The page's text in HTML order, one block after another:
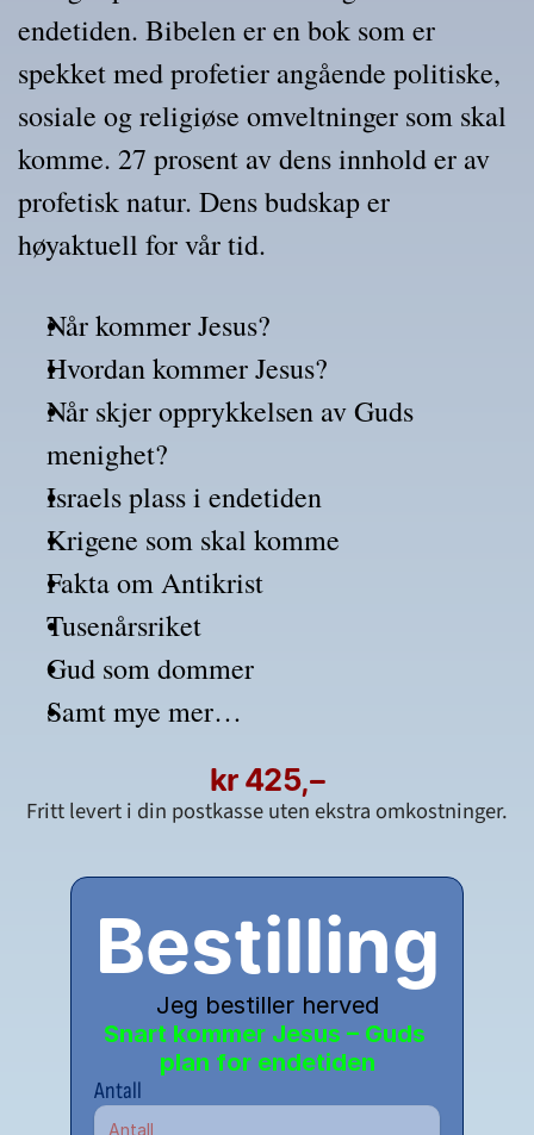
endetiden. Bibelen er en bok som er
spekket med profetier angående politiske,
sosiale og religiøse omveltninger som skal
komme. 27 prosent av dens innhold er av
profetisk natur. Dens budskap er
høyaktuell for vår tid.
Når kommer Jesus?
Hvordan kommer Jesus?
Når skjer opprykkelsen av Guds
menighet?
Israels plass i endetiden
Krigene som skal komme
Fakta om Antikrist
Tusenårsriket
Gud som dommer
Samt mye mer…
kr 425,–
Fritt levert i din postkasse uten ekstra omkostninger.
Bestilling
Jeg bestiller herved
Snart kommer Jesus – Guds
plan for endetiden
Antall